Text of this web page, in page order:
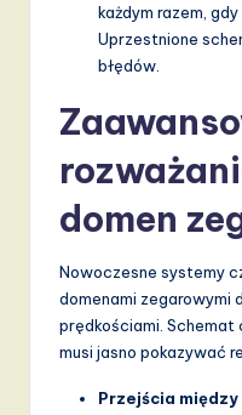
każdym razem,
Uprzestnione
błędów.
domen
Nowoczesne systemy
domenami zegarowymi
prędkościami.
musi jasno pokazywać
Przejścia